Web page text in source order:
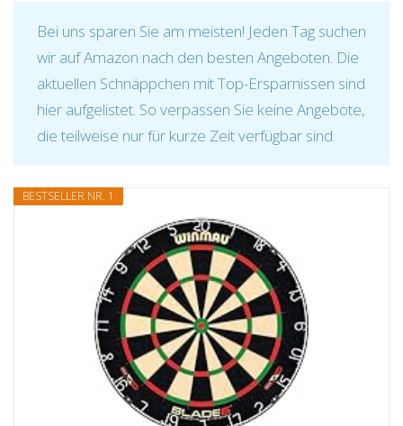
Bei uns sparen Sie am meisten! Jeden Tag suchen
wir auf Amazon nach den besten Angeboten. Die
aktuellen Schnäppchen mit Top-Ersparnissen sind
hier aufgelistet. So verpassen Sie keine Angebote,
die teilweise nur für kurze Zeit verfügbar sind.
BESTSELLER NR. 1